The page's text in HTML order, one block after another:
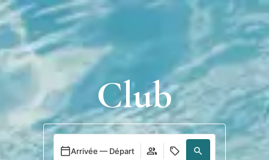
connecter
Club
Arrivée — Départ